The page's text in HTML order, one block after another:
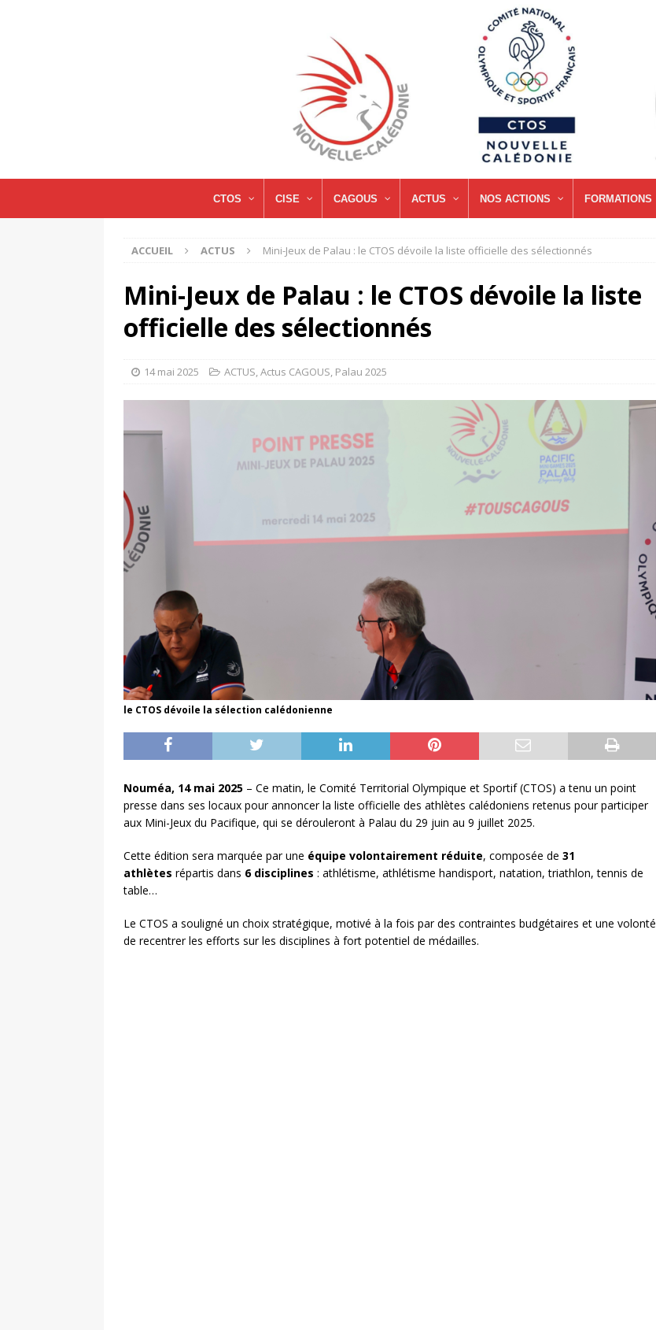
CTOS CISE CAGOUS ACTUS NOS ACTIONS FORMATIONS
ACCUEIL ACTUS Mini-Jeux de Palau : le CTOS dévoile la liste officielle des sélectionnés
Mini-Jeux de Palau : le CTOS dévoile la liste
officielle des sélectionnés
14 mai 2025 ACTUS,Actus CAGOUS, Palau 2025
le CTOS dévoile la sélection calédonienne
Nouméa, 14 mai 2025 – Ce matin, le Comité Territorial Olympique et Sportif (CTOS) a tenu un point
presse dans ses locaux pour annoncer la liste officielle des athlètes calédoniens retenus pour participer
aux Mini-Jeux du Pacifique, qui se dérouleront à Palau du 29 juin au 9 juillet 2025.
Cette édition sera marquée par une équipe volontairement réduite, composée de 31
athlètes répartis dans 6 disciplines : athlétisme, athlétisme handisport, natation, triathlon, tennis de
table…
Le CTOS a souligné un choix stratégique, motivé à la fois par des contraintes budgétaires et une volonté
de recentrer les efforts sur les disciplines à fort potentiel de médailles.